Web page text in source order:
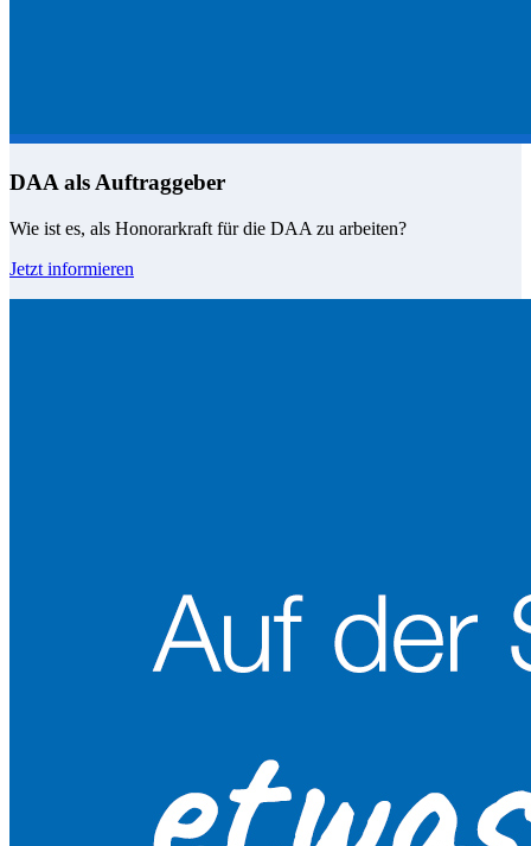
DAA als Auftraggeber
Wie ist es, als Honorarkraft für die DAA zu arbeiten?
Jetzt informieren